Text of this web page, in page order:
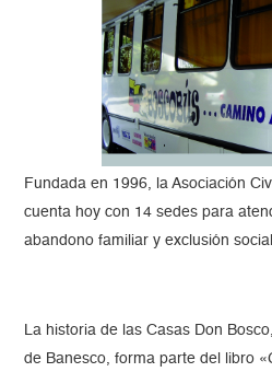
Fundada en 1996, la Asociación
cuenta hoy con 14 sedes para
abandono familiar y exclusión
La historia de las Casas Don
de Banesco, forma parte del libro